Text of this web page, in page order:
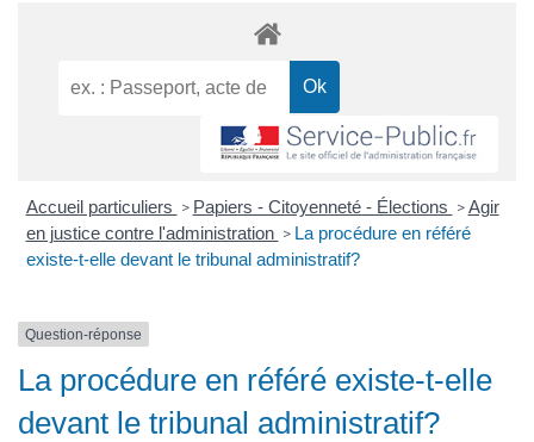
Accueil particuliers > Papiers - Citoyenneté - Élections > Agir
en justice contre l'administration > La procédure en référé
existe-t-elle devant le tribunal administratif?
Question-réponse
La procédure en référé existe-t-elle
devant le tribunal administratif?